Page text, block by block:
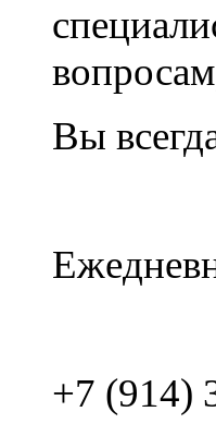
Вы
+7 (914)